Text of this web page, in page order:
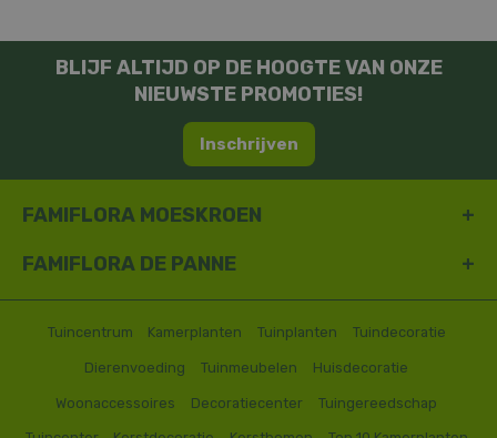
BLIJF ALTIJD OP DE HOOGTE VAN ONZE
NIEUWSTE PROMOTIES!
Inschrijven
FAMIFLORA MOESKROEN
FAMIFLORA DE PANNE
Tuincentrum Kamerplanten Tuinplanten Tuindecoratie
Dierenvoeding Tuinmeubelen Huisdecoratie
Woonaccessoires Decoratiecenter Tuingereedschap